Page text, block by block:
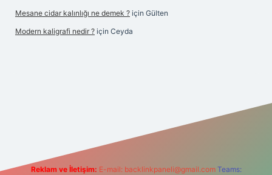
Mesane cidar kalınlığı ne demek ? için Gülten
Modern kaligrafi nedir ? için Ceyda
Reklam ve İletişim: E-mail: backlinkpaneli@gmail.com Teams: